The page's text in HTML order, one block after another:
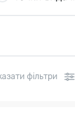
фільтри